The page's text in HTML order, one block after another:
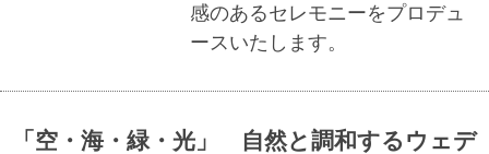
感のあるセレモニーをプロデュ
ースいたします。
「空・海・緑・光」 自然と調和するウェデ